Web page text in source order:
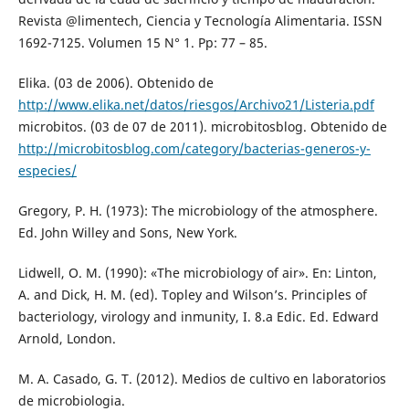
Revista @limentech, Ciencia y Tecnología Alimentaria. ISSN
1692-7125. Volumen 15 N° 1. Pp: 77 – 85.
Elika. (03 de 2006). Obtenido de
http://www.elika.net/datos/riesgos/Archivo21/Listeria.pdf
microbitos. (03 de 07 de 2011). microbitosblog. Obtenido de
http://microbitosblog.com/category/bacterias-generos-y-
especies/
Gregory, P. H. (1973): The microbiology of the atmosphere.
Ed. John Willey and Sons, New York.
Lidwell, O. M. (1990): «The microbiology of air». En: Linton,
A. and Dick, H. M. (ed). Topley and Wilson’s. Principles of
bacteriology, virology and inmunity, I. 8.a Edic. Ed. Edward
Arnold, London.
M. A. Casado, G. T. (2012). Medios de cultivo en laboratorios
de microbiologia.